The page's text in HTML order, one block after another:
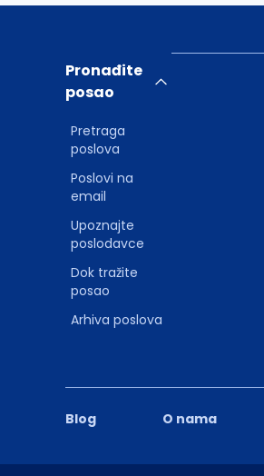
Blog O nama
Pronađite
posao
Pretraga
poslova
Poslovi na
email
Upoznajte
poslodavce
Dok tražite
posao
Arhiva poslova